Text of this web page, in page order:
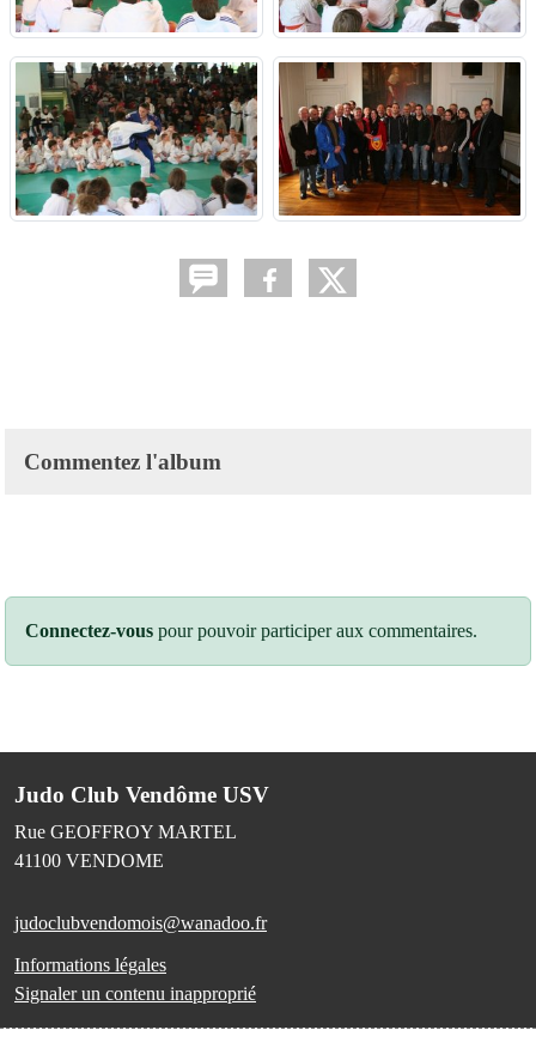
Commentez l'album
Connectez-vous pour pouvoir participer aux commentaires.
Judo Club Vendôme USV
Rue GEOFFROY MARTEL
41100 VENDOME
judoclubvendomois@wanadoo.fr
Informations légales
Signaler un contenu inapproprié